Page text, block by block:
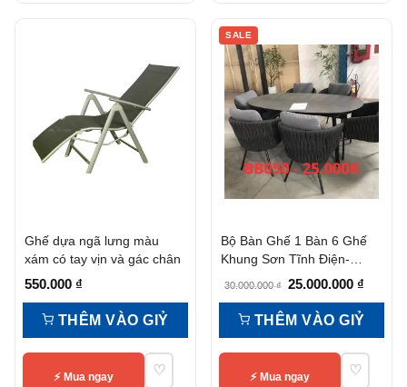
Ghế dựa ngã lưng màu
xám có tay vịn và gác chân
550.000 ₫
THÊM VÀO GIỶ
⚡ Mua ngay ♡
SALE
Bộ Bàn Ghế 1 Bàn 6 Ghế
Khung Sơn Tĩnh Điện-
30.000.000₫ Giá
gốc
là:
25.000.000 ₫
hiện
THÊM VÀO GIỶ
⚡ Mua ngay ♡